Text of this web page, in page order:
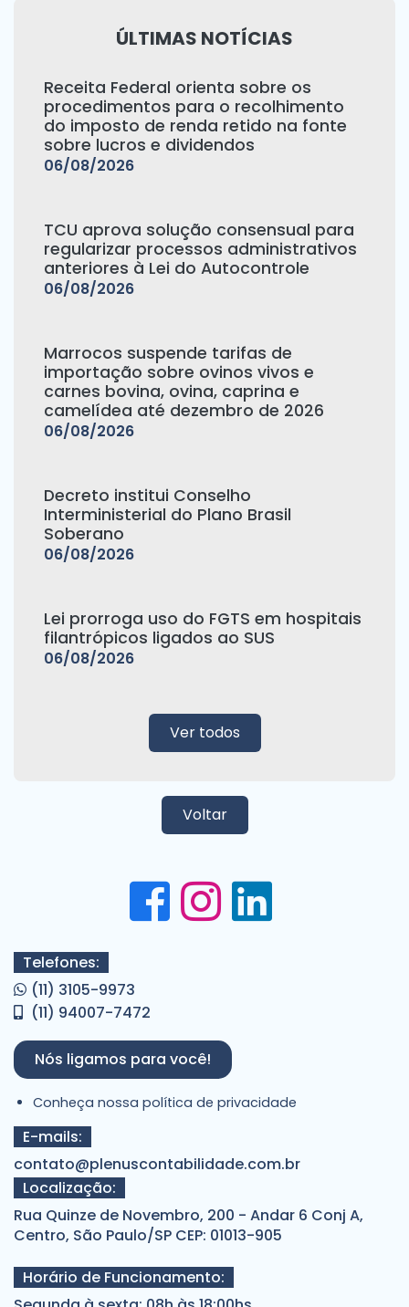
ÚLTIMAS NOTÍCIAS
Receita Federal orienta sobre os
procedimentos para o recolhimento
do imposto de renda retido na fonte
sobre lucros e dividendos
06/08/2026
TCU aprova solução consensual para
regularizar processos administrativos
anteriores à Lei do Autocontrole
06/08/2026
Marrocos suspende tarifas de
importação sobre ovinos vivos e
carnes bovina, ovina, caprina e
camelídea até dezembro de 2026
06/08/2026
Decreto institui Conselho
Interministerial do Plano Brasil
Soberano
06/08/2026
Lei prorroga uso do FGTS em hospitais
filantrópicos ligados ao SUS
06/08/2026
Ver todos
Voltar
Telefones:
(11) 3105-9973
(11) 94007-7472
Nós ligamos para você!
Conheça nossa política de privacidade
E-mails:
contato@plenuscontabilidade.com.br
Localização:
Rua Quinze de Novembro, 200 - Andar 6 Conj A,
Centro, São Paulo/SP CEP: 01013-905
Horário de Funcionamento: